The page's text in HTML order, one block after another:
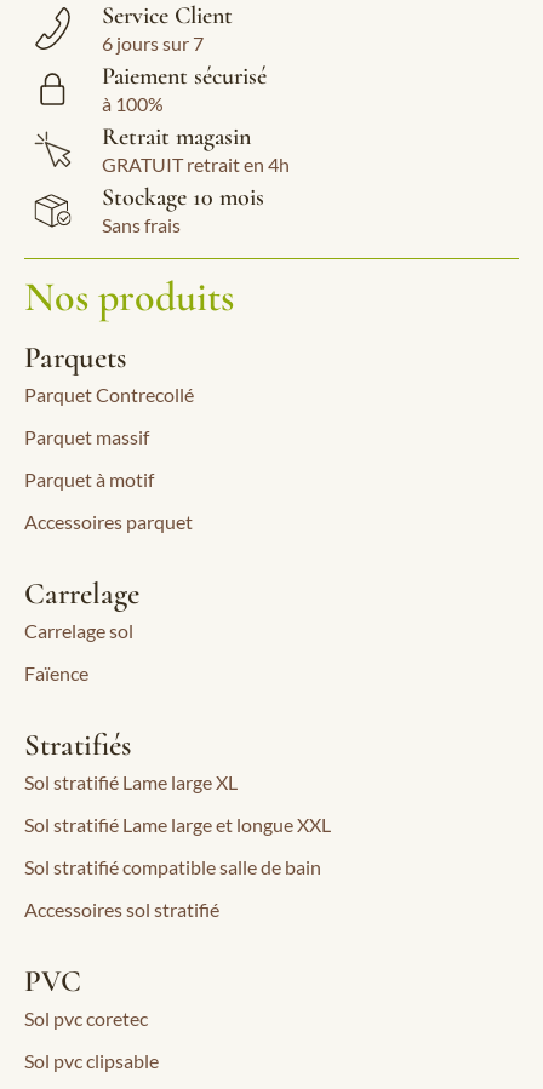
Service Client
6 jours sur 7
Paiement sécurisé
à 100%
Retrait magasin
GRATUIT retrait en 4h
Stockage 10 mois
Sans frais
Nos produits
Parquets
Parquet Contrecollé
Parquet massif
Parquet à motif
Accessoires parquet
Carrelage
Carrelage sol
Faïence
Stratifiés
Sol stratifié Lame large XL
Sol stratifié Lame large et longue XXL
Sol stratifié compatible salle de bain
Accessoires sol stratifié
PVC
Sol pvc coretec
Sol pvc clipsable